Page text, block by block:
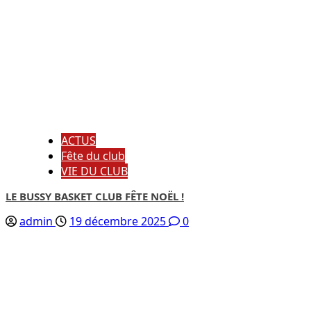
ACTUS
Fête du club
VIE DU CLUB
LE BUSSY BASKET CLUB FÊTE NOËL !
admin 19 décembre 2025 0